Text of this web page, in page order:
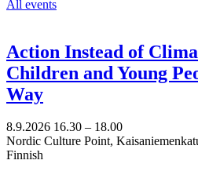
All events
Action Instead of
Children and Young
Way
8.9.2026 16.30 – 18.00
Nordic Culture Point,
Finnish